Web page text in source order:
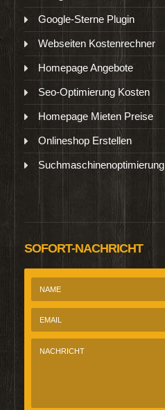
Google-Sterne Plugin
Webseiten Kostenrechner
Homepage Angebote
Seo-Optimierung Kosten
Homepage Mieten Preise
Onlineshop Erstellen
Suchmaschinenoptimierung
SOFORT-NACHRICHT